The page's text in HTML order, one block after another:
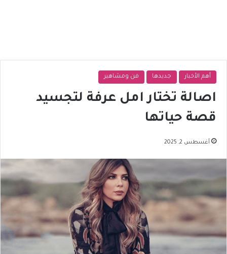
أهم الأخبار جديدها فن ومشاهير
اصالة تختار امل عرفة لتجسيد
قصة حياتها
أغسطس 2, 2025